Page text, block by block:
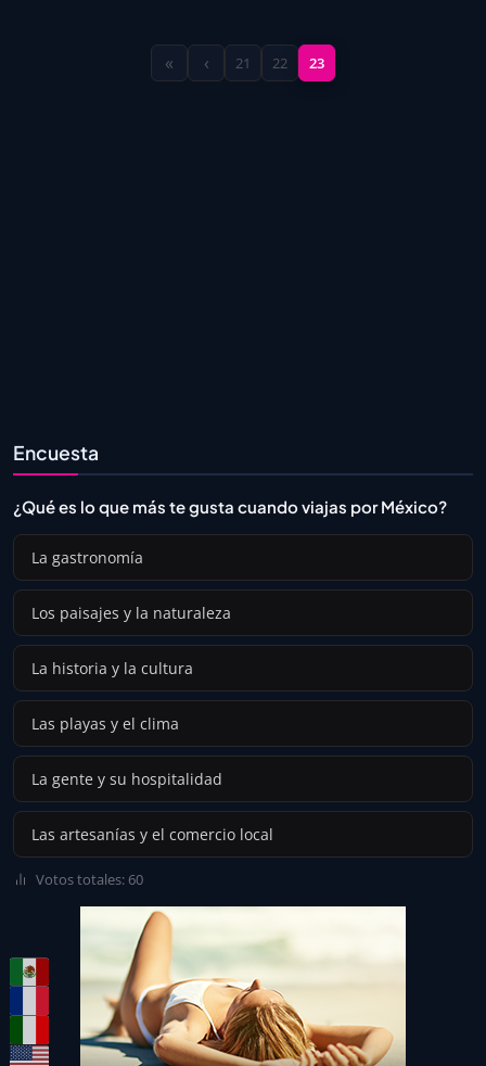
« ‹ 21 22 23
Encuesta
¿Qué es lo que más te gusta cuando viajas por México?
La gastronomía
Los paisajes y la naturaleza
La historia y la cultura
Las playas y el clima
La gente y su hospitalidad
Las artesanías y el comercio local
Votos totales: 60